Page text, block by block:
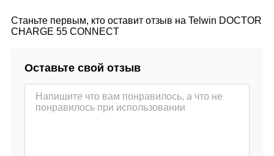
Станьте первым, кто оставит отзыв на Telwin DOCTOR
CHARGE 55 CONNECT
Оставьте свой отзыв